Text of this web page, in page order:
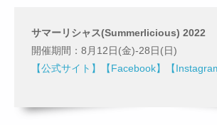
サマーリシャス(Summerlicious) 2022
開催期間：8月12日(金)-28日(日)
【公式サイト】
【Facebook】 【